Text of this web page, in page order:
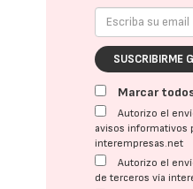
SUSCRIBIRME
Marcar
Autorizo el
avisos informativos
interempresas.net
Autorizo el
de terceros vía